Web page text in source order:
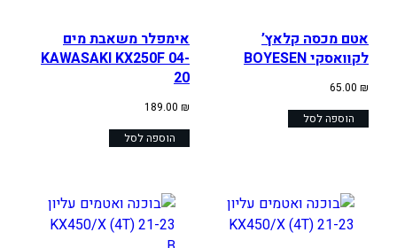
אטם מכסה קלאץ’
לקוואסקי BOYESEN
65.00 ₪
הוספה לסל
אימפלר משאבת מים
KAWASAKI KX250F 04-
20
189.00 ₪
הוספה לסל